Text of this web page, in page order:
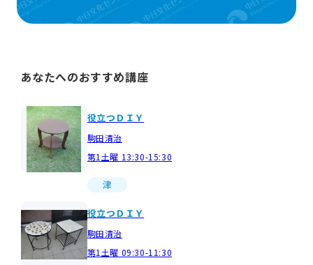
あなたへのおすすめ講座
役立つＤＩＹ
駒田清治
第1土曜 13:30-15:30
津
役立つＤＩＹ
駒田清治
第1土曜 09:30-11:30